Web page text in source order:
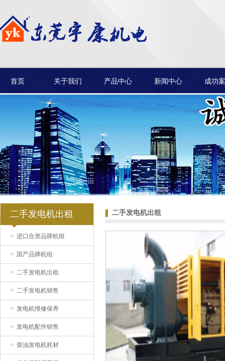
首页 关于我们 产品中心 新闻中心 成功
二手发电机出租
Contact
> 进口合资品牌机组
> 国产品牌机组
> 二手发电机出租
> 二手发电机销售
> 发电机维修保养
> 发电机配件销售
> 柴油发电机耗材
进口康明斯柴油发电机耗材
东莞黄江二手发电机销售哪
家便宜-宇康发电机中
二手国产玉柴柴油发电机组-
二手发电机出租